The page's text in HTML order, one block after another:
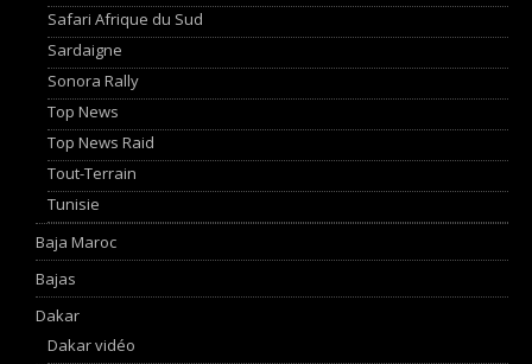
Safari Afrique du Sud
Sardaigne
Sonora Rally
Top News
Top News Raid
Tout-Terrain
Tunisie
Baja Maroc
Bajas
Dakar
Dakar vidéo